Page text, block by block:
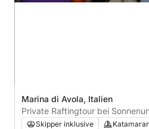
Marina di Avola, Italien
Private Raftingtour bei
Portopalo mit Skipper und
Skipper inklusive